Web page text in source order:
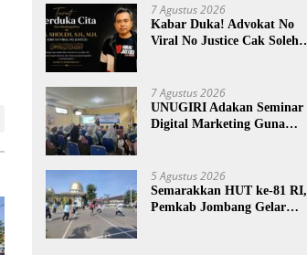
7 Agustus 2026
Kabar Duka! Advokat No
Viral No Justice Cak Soleh
7 Agustus 2026
UNUGIRI Adakan Seminar
Digital Marketing Guna
Desa Prangi
5 Agustus 2026
Semarakkan HUT ke-81 RI,
Pemkab Jombang Gelar